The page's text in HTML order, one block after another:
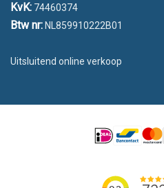
KvK: 74460374
Btw nr: NL859910222B01
Uitsluitend online verkoop